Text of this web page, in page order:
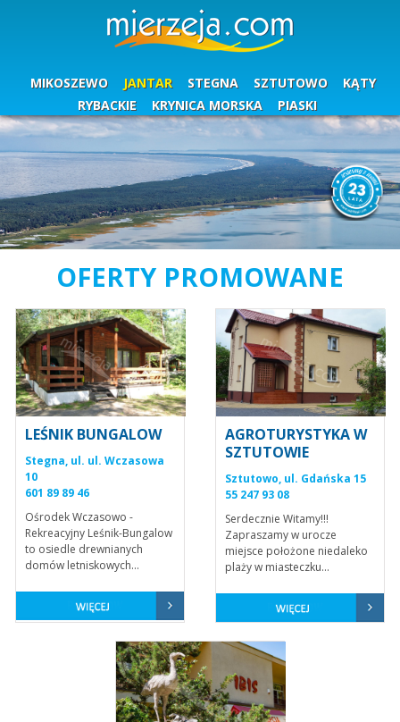
MIKOSZEWO JANTAR STEGNA SZTUTOWO
KĄTY
RYBACKIE
KRYNICA MORSKA PIASKI
OFERTY PROMOWANE
LEŚNIK BUNGALOW
Stegna, ul. ul. Wczasowa
10
601 89 89 46
Ośrodek Wczasowo -
Rekreacyjny Leśnik-Bungalow
to osiedle drewnianych
domów letniskowych...
AGROTURYSTYKA W
SZTUTOWIE
Sztutowo, ul. Gdańska 15
55 247 93 08
Serdecznie Witamy!!!
Zapraszamy w urocze
miejsce położone niedaleko
plaży w miasteczku...